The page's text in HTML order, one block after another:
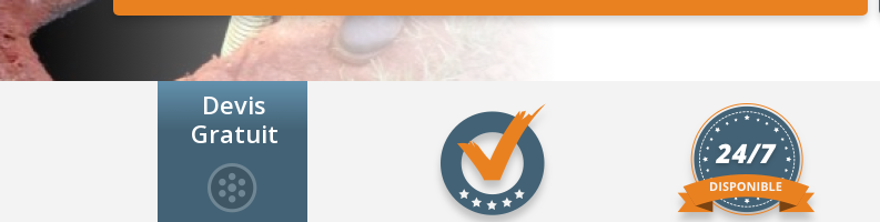
Devis
Gratuit